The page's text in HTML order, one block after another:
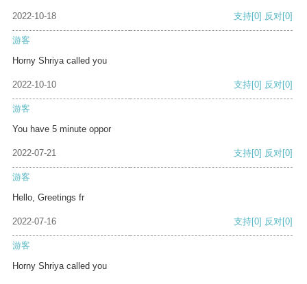
2022-10-18 支持[0] 反对[0]
游客
Horny Shriya called you
2022-10-10 支持[0] 反对[0]
游客
You have 5 minute oppor
2022-07-21 支持[0] 反对[0]
游客
Hello, Greetings fr
2022-07-16 支持[0] 反对[0]
游客
Horny Shriya called you